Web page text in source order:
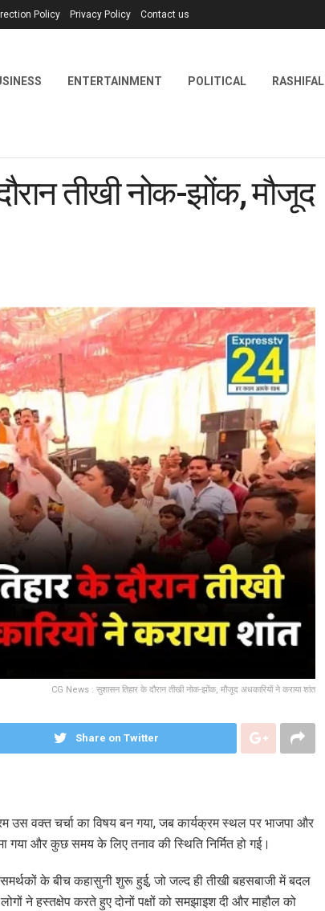
Policy Privacy Policy Contact us
ENTERTAINMENT POLITICAL RASHIFAL
तीखी नोक-झोंक, मौजूद
CG News : सुशासन तिहार के दौरान तीखी नोक-झोंक, मौजूद अधकारियों ने कराया शांत
Share on Twitter
उस वक्त चर्चा का विषय बन गया, जब कार्यक्रम स्थल पर भाजपा और
और कुछ समय के लिए तनाव की स्थिति निर्मित हो गई।
समर्थकों के बीच कहासुनी शुरू हुई, जो जल्द ही तीखी बहसबाजी में बदल
ने हस्तक्षेप करते हुए दोनों पक्षों को समझाइश दी और माहौल को